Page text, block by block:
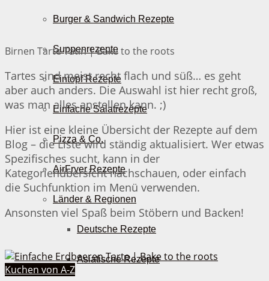
Burger & Sandwich Rezepte
Suppenrezepte
Eintopf Rezepte
Einfache Salatrezepte
Pizza & Co.
AirFryer Rezepte
Länder & Regionen
Deutsche Rezepte
Asiatische Rezepte
Birnen Tarte Tatin | Bake to the roots
Tartes sind meist recht flach und süß… es geht
aber auch anders. Die Auswahl ist hier recht groß,
was man alles anstellen kann. ;)
Hier ist eine kleine Übersicht der Rezepte auf dem
Blog – die Liste wird ständig aktualisiert. Wer etwas
Spezifisches sucht, kann in der
Kategorienübersicht nachschauen, oder einfach
die Suchfunktion im Menü verwenden.
Ansonsten viel Spaß beim Stöbern und Backen!
Kuchen von A-Z